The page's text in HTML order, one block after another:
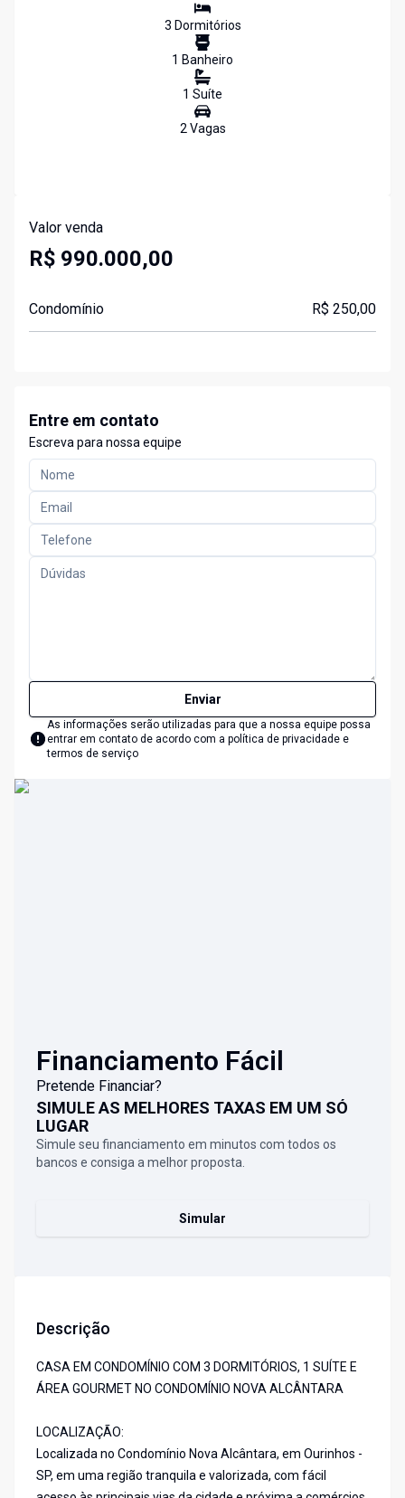
3 Dormitórios
1 Banheiro
1 Suíte
2Vagas
Valor venda
R$ 990.000,00
Condomínio R$ 250,00
Entre em contato
Escreva para nossa equipe
Enviar
As informações serão utilizadas para que a nossa equipe possa
entrar em contato de acordo com a política de privacidade e
termos de serviço
Financiamento Fácil
Pretende Financiar?
SIMULE AS MELHORES TAXAS EM UM SÓ
LUGAR
Simule seu financiamento em minutos com todos os
bancos e consiga a melhor proposta.
Simular
Descrição
CASA EM CONDOMÍNIO COM 3 DORMITÓRIOS, 1 SUÍTE E
ÁREA GOURMET NO CONDOMÍNIO NOVA ALCÂNTARA
LOCALIZAÇÃO:
Localizada no Condomínio Nova Alcântara, em Ourinhos -
SP, em uma região tranquila e valorizada, com fácil